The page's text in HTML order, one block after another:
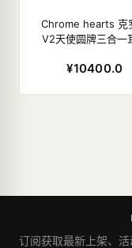
Chrome hearts 克
V2天使圆牌三合一
¥10400.0
订阅获取最新上架、